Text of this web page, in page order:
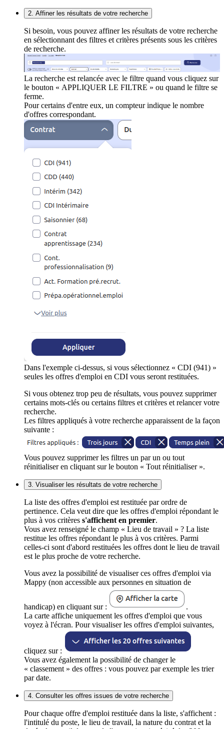
2. Affiner les résultats de votre recherche
Si besoin, vous pouvez affiner les résultats de votre recherche
en sélectionnant des filtres et critères présents sous les critères
de recherche.
La recherche est relancée avec le filtre quand vous cliquez sur
le bouton « APPLIQUER LE FILTRE » ou quand le filtre se
ferme.
Pour certains d'entre eux, un compteur indique le nombre
d'offres correspondant.
Dans l'exemple ci-dessus, si vous sélectionnez « CDI (941) »
seules les offres d'emploi en CDI vous seront restituées.
Si vous obtenez trop peu de résultats, vous pouvez supprimer
certains mots-clés ou certains filtres et critères et relancer votre
recherche.
Les filtres appliqués à votre recherche apparaissent de la façon
suivante :
Vous pouvez supprimer les filtres un par un ou tout
réinitialiser en cliquant sur le bouton « Tout réinitialiser ».
3. Visualiser les résultats de votre recherche
La liste des offres d'emploi est restituée par ordre de
pertinence. Cela veut dire que les offres d'emploi répondant le
plus à vos critères s'affichent en premier.
Vous avez renseigné le champ « Lieu de travail » ? La liste
restitue les offres répondant le plus à vos critères. Parmi
celles-ci sont d'abord restituées les offres dont le lieu de travail
est le plus proche de votre recherche.
Vous avez la possibilité de visualiser ces offres d'emploi via
Mappy (non accessible aux personnes en situation de
handicap) en cliquant sur :
.
La carte affiche uniquement les offres d'emploi que vous
voyez à l'écran. Pour visualiser les offres d'emploi suivantes,
cliquez sur :
Vous avez également la possibilité de changer le
« classement » des offres : vous pouvez par exemple les trier
par date.
4. Consulter les offres issues de votre recherche
Pour chaque offre d'emploi restituée dans la liste, s'affichent :
l'intitulé du poste, le lieu de travail, la nature du contrat et la